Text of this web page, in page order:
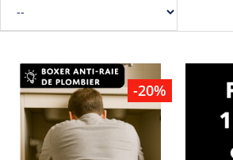
-20%